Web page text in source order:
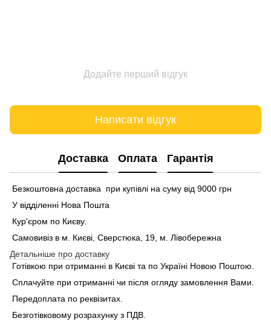
Додайте перший відгук
Написати відгук
Доставка Оплата Гарантія
Безкоштовна доставка при купівлі на суму від 9000 грн
У відділенні Нова Пошта
Кур'єром по Києву.
Самовивіз в м. Києві, Сверстюка, 19, м. Лівобережна
Детальніше про доставку
Готівкою при отриманні в Києві та по Україні Новою Поштою.
Сплачуйте при отриманні чи після огляду замовлення Вами.
Передоплата по реквізитах.
Безготівковому розрахунку з ПДВ.